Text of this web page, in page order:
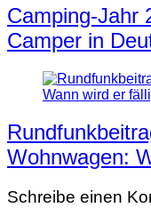
Camping-Jahr
Camper in
Wohnwagen:
Schreibe einen